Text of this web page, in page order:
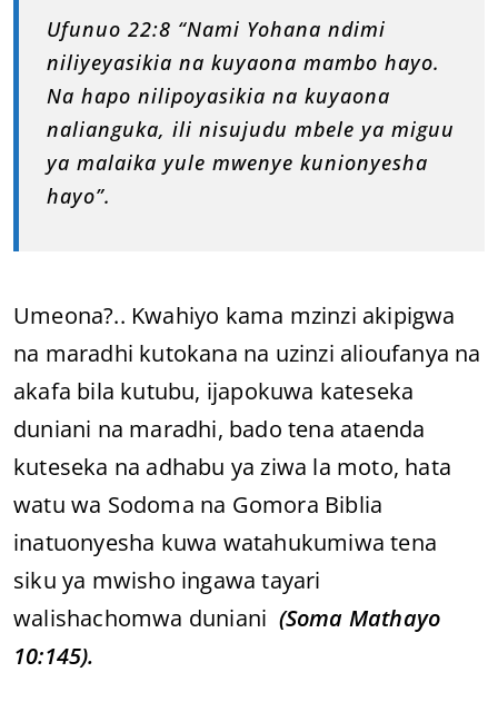
Ufunuo 22:8 “Nami Yohana ndimi
niliyeyasikia na kuyaona mambo hayo.
Na hapo nilipoyasikia na kuyaona
nalianguka, ili nisujudu mbele ya miguu
ya malaika yule mwenye kunionyesha
hayo”.
Umeona?.. Kwahiyo kama mzinzi akipigwa
na maradhi kutokana na uzinzi alioufanya na
akafa bila kutubu, ijapokuwa kateseka
duniani na maradhi, bado tena ataenda
kuteseka na adhabu ya ziwa la moto, hata
watu wa Sodoma na Gomora Biblia
inatuonyesha kuwa watahukumiwa tena
siku ya mwisho ingawa tayari
walishachomwa duniani (Soma Mathayo
10:145).